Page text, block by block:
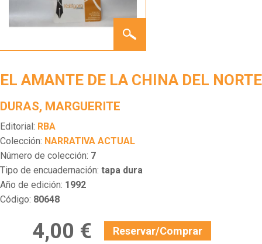
AMANTE
NORTE
EL AMANTE DE LA CHINA DEL NORTE
DURAS, MARGUERITE
Editorial: RBA
Colección: NARRATIVA ACTUAL
Número de colección: 7
Tipo de encuadernación: tapa dura
Año de edición: 1992
Código: 80648
4,00 € Reservar/Comprar